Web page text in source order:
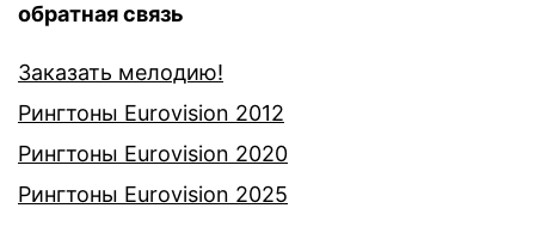
обратная связь
Заказать мелодию!
Рингтоны Eurovision 2012
Рингтоны Eurovision 2020
Рингтоны Eurovision 2025